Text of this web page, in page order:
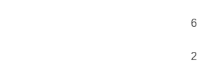
6
2